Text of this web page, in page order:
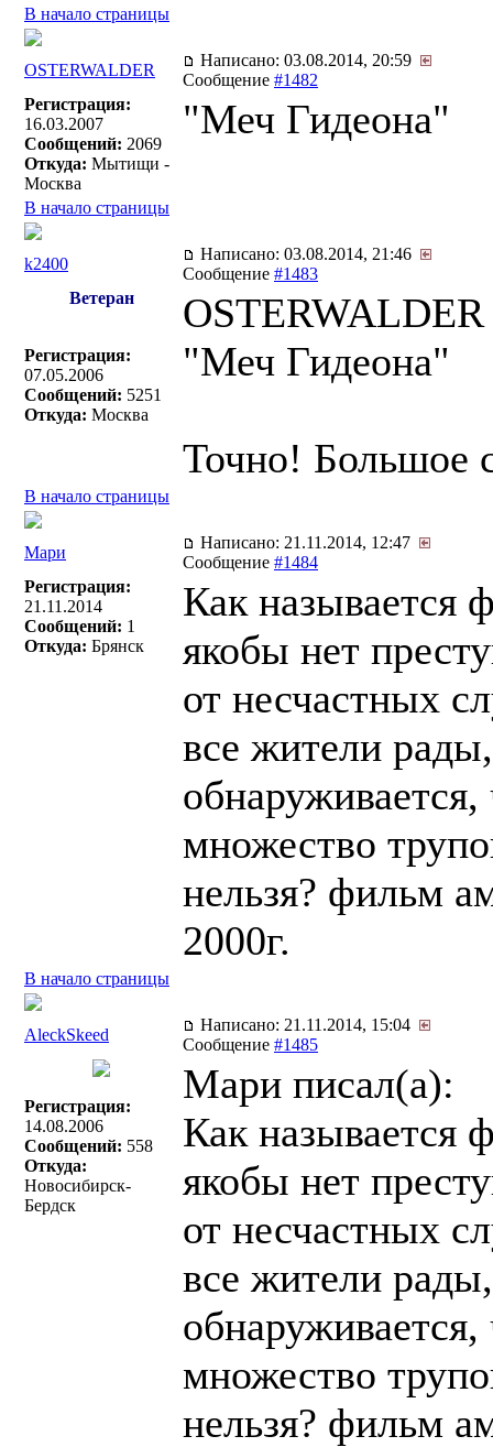
В начало страницы
OSTERWALDER
Написано: 03.08.2014, 20:59
Сообщение #1482
Регистрация:
16.03.2007
Сообщений: 2069
Откуда: Мытищи -
Москва
"Меч Гидеона"
В начало страницы
k2400
Написано: 03.08.2014, 21:46
Сообщение #1483
Ветеран
Регистрация:
07.05.2006
Сообщений: 5251
Откуда: Москва
"Меч Гидеона"
Точно! Большое
В начало страницы
Мари
Написано: 21.11.2014, 12:47
Сообщение #1484
Регистрация:
21.11.2014
Сообщений: 1
Откуда: Брянск
Как называется
якобы нет
от несчастных
все жители
множество
нельзя? фильм
2000г.
В начало страницы
AleckSkeed
Написано: 21.11.2014, 15:04
Сообщение #1485
Регистрация:
14.08.2006
Сообщений: 558
Откуда:
Новосибирск-
Бердск
Мари писал(a):
Как называется
якобы нет
от несчастных
все жители
множество
нельзя? фильм